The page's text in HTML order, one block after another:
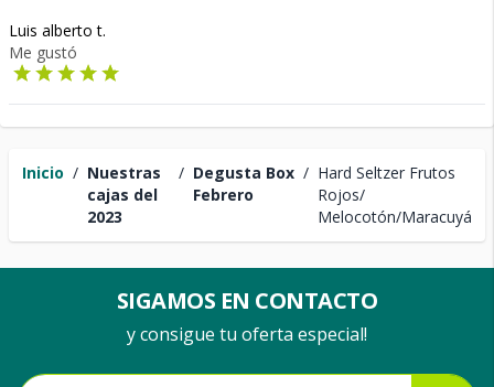
Inicio / Nuestras
cajas del
2023
/ Degusta Box
Febrero
/ Hard Seltzer Frutos
Rojos/
Melocotón/Maracuyá
Luis alberto t.
Me gustó
SIGAMOS EN CONTACTO
y consigue tu oferta especial!